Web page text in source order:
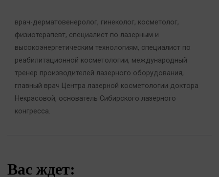
врач-дерматовенеролог, гинеколог, косметолог,
физиотерапевт, специалист по лазерным и
высокоэнергетическим технологиям, специалист по
реабилитационной косметологии, международный
тренер производителей лазерного оборудования,
главный врач Центра лазерной косметологии доктора
Некрасовой, основатель Сибирского лазерного
конгресса.
Вас ждет: